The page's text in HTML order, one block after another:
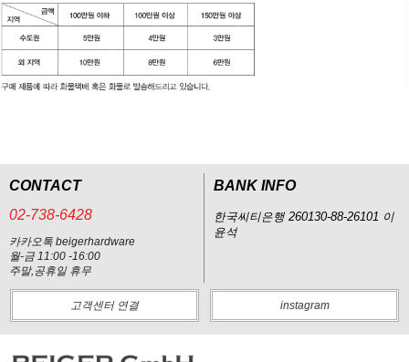
CONTACT
02-738-6428
카카오톡 beigerhardware
월-금 11:00 -16:00
주말,공휴일 휴무
BANK INFO
한국씨티은행 260130-88-26101 이
윤석
고객센터 연결 instagram